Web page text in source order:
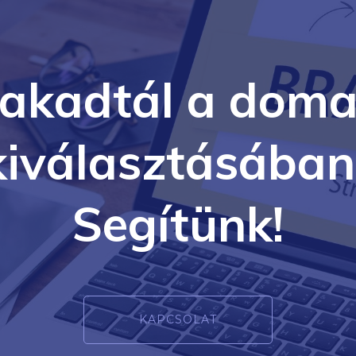
a
Segítünk!
KAPCSOLAT